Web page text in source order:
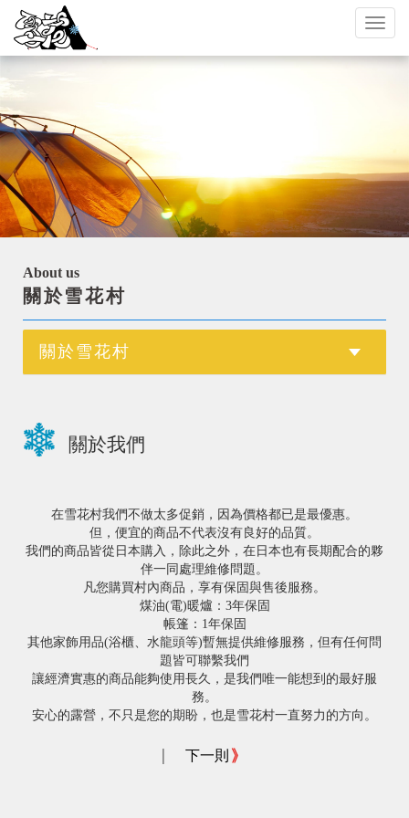
Toggle
About us
關於雪花村
關於雪花村
關於我們
在雪花村我們不做太多促銷，因為價格都已是最優惠。
但，便宜的商品不代表沒有良好的品質。
我們的商品皆從日本購入，除此之外，在日本也有長期配合的夥
伴一同處理維修問題。
凡您購買村內商品，享有保固與售後服務。
煤油(電)暖爐：3年保固
帳篷：1年保固
其他家飾用品(浴櫃、水龍頭等)暫無提供維修服務，但有任何問
題皆可聯繫我們
讓經濟實惠的商品能夠使用長久，是我們唯一能想到的最好服
務。
安心的露營，不只是您的期盼，也是雪花村一直努力的方向。
| 下一則